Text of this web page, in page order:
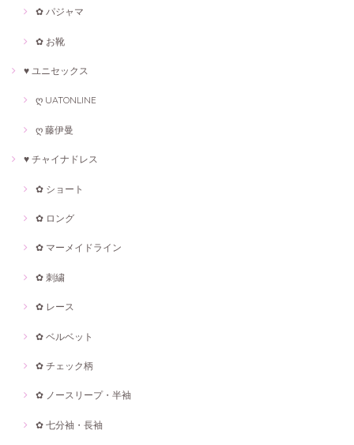
✿ パジャマ
✿ お靴
♥ ユニセックス
ღ UATONLINE
ღ 藤伊曼
♥ チャイナドレス
✿ ショート
✿ ロング
✿ マーメイドライン
✿ 刺繍
✿ レース
✿ ベルベット
✿ チェック柄
✿ ノースリープ・半袖
✿ 七分袖・長袖